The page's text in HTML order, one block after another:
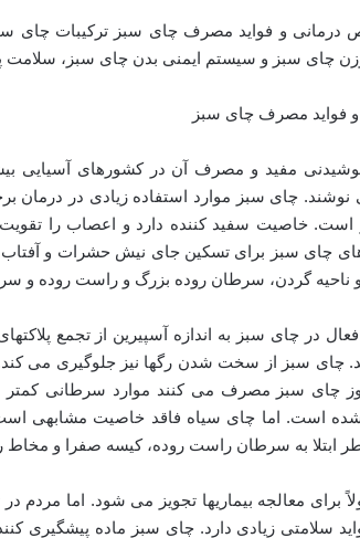
درمانی و فواید مصرف چای سبز ترکیبات چای
چای سبز و سیستم ایمنی بدن چای سبز، سلامت
فواید مصرف چای سبز
چای سبز موارد استفاده زیادی در درمان
است. خاصیت سفید کننده دارد و اعصاب را
چای سبز برای تسکین جای نیش حشرات و
ناحیه گردن، سرطان روده بزرگ و راست روده و
در چای سبز به اندازه آسپیرین از تجمع
چای سبز از سخت شدن رگها نیز جلوگیری می
چای سبز مصرف می کنند موارد سرطانی کمتر
نشده است. اما چای سیاه فاقد خاصیت مشابهی
ابتلا به سرطان راست روده، کیسه صفرا و مخاط
برای معالجه بیماریها تجویز می شود. اما مردم
سلامتی زیادی دارد. چای سبز ماده پیشگیری